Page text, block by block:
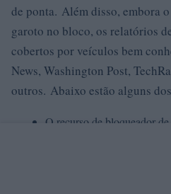
de ponta. Além disso, embora
garoto no bloco, os relatórios
cobertos por veículos bem
News, Washington Post,
outros. Abaixo estão alguns
O recurso de bloqueador